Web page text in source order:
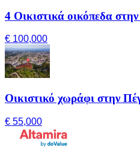
4 Οικιστικά οικόπεδα
€ 100,000
Οικιστικό χωράφι στην
€ 55,000